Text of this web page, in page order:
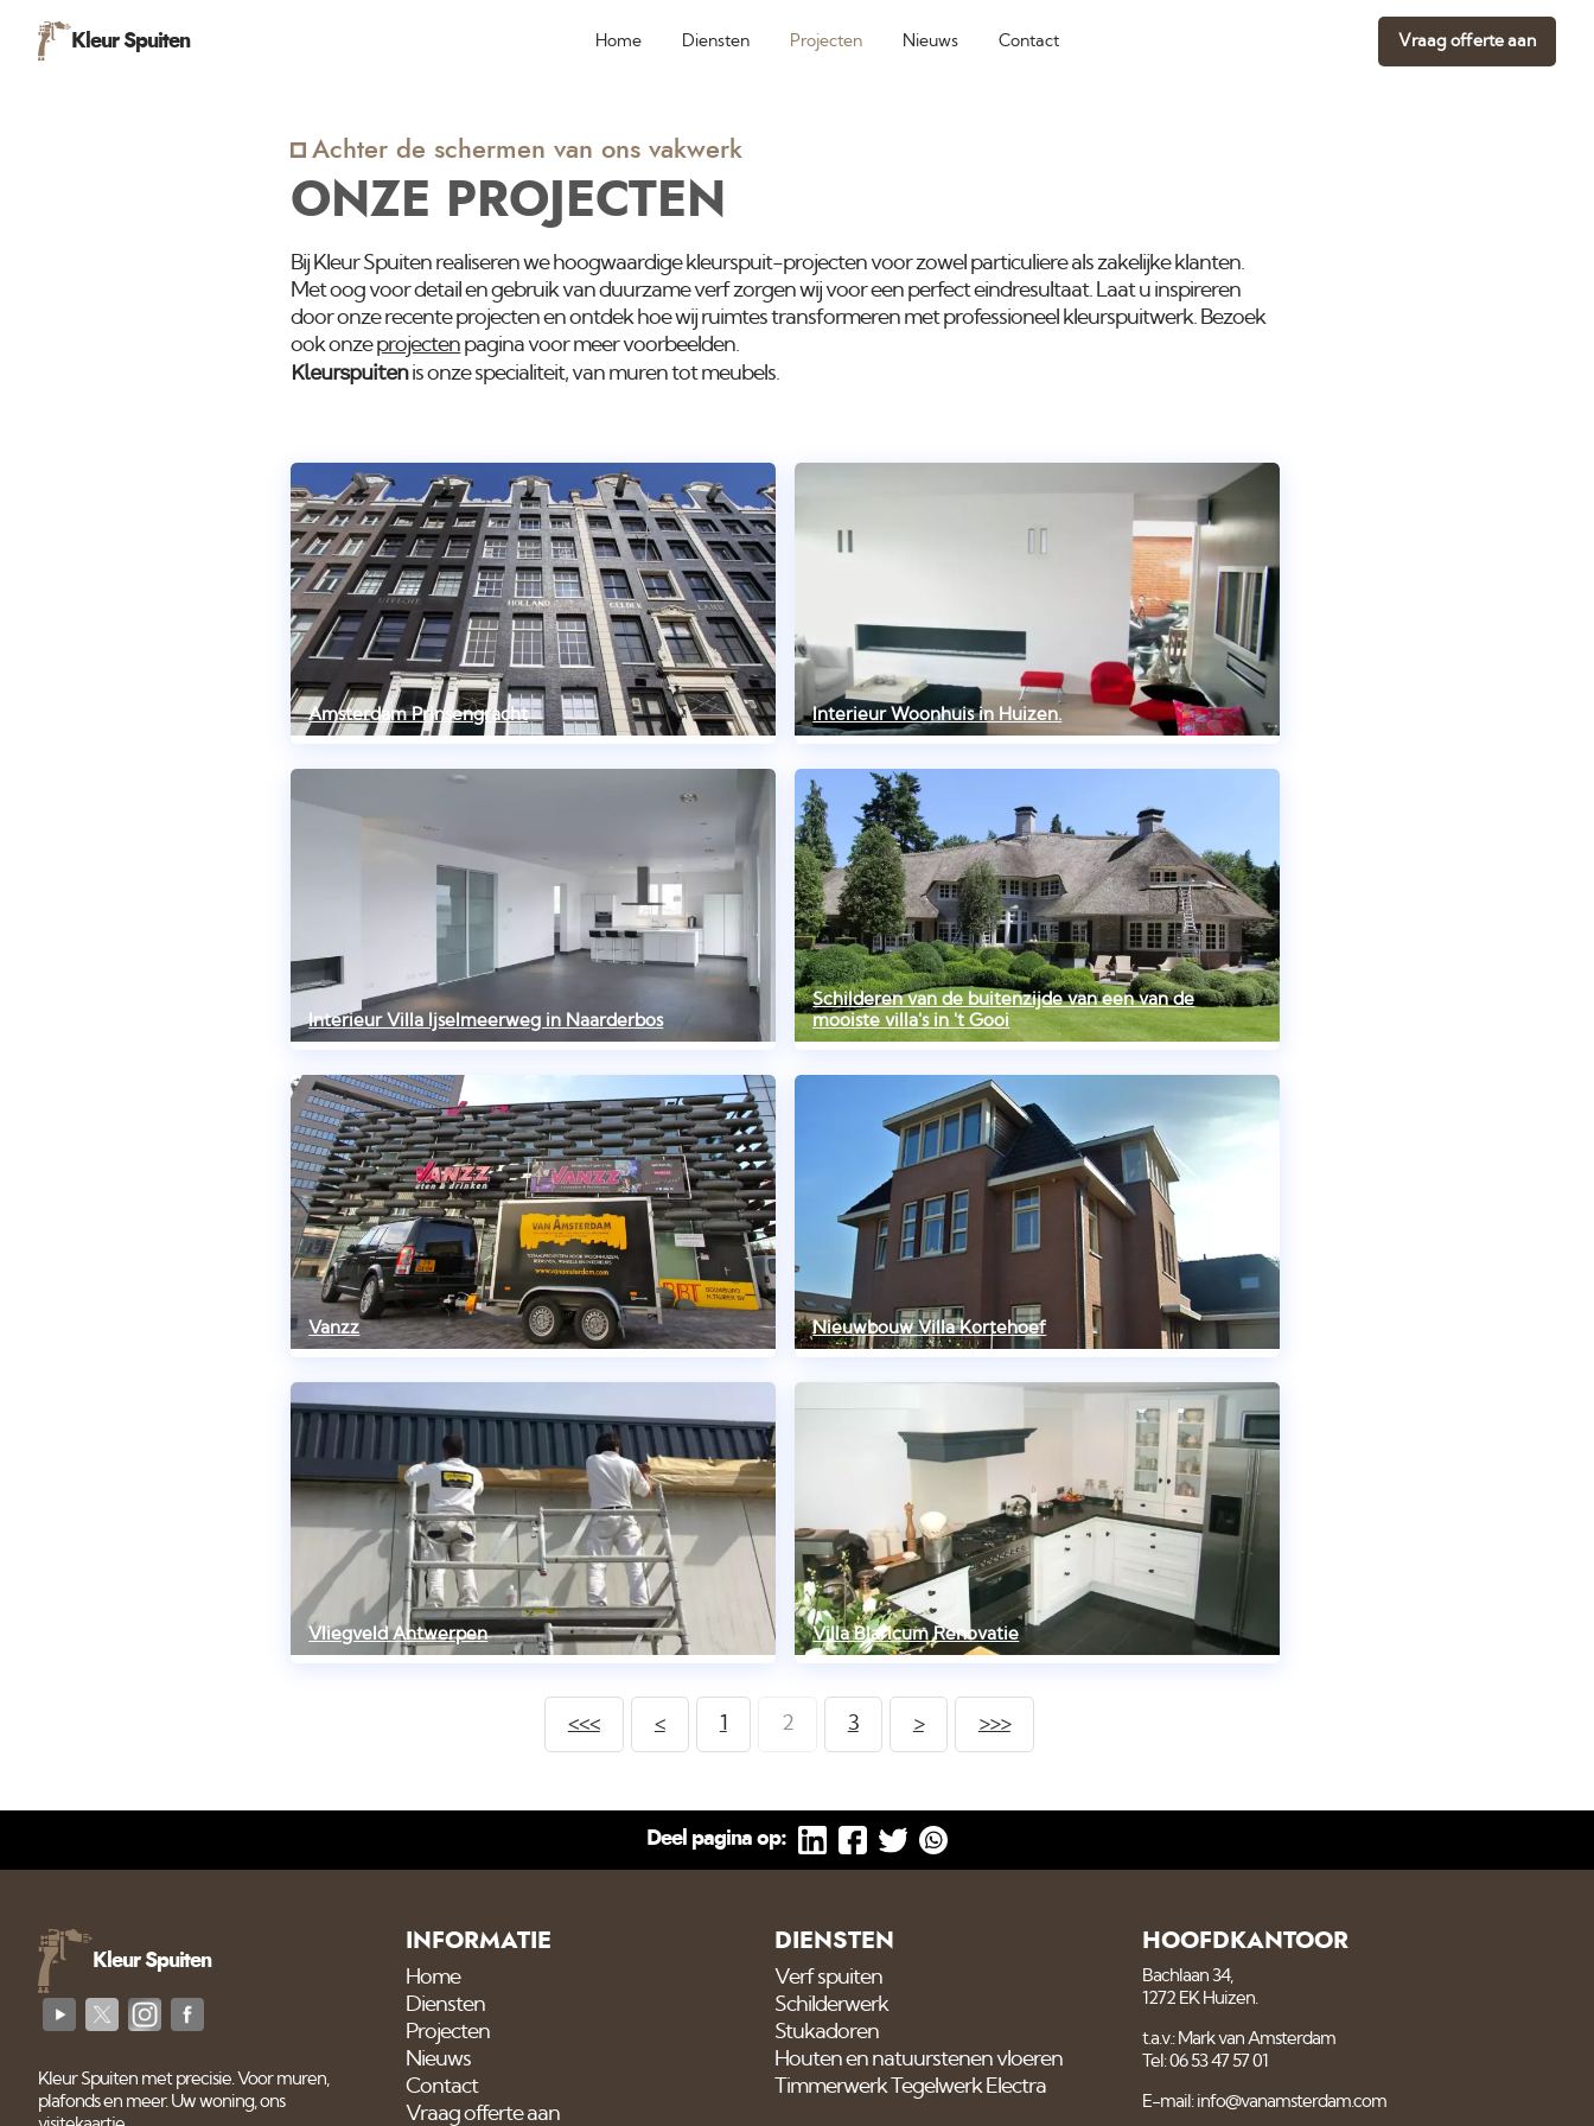
Kleur Spuiten Home Diensten Projecten Nieuws Contact Vraag offerte aan
Achter de schermen van ons vakwerk
ONZE PROJECTEN
Bij Kleur Spuiten realiseren we hoogwaardige kleurspuit-projecten voor zowel particuliere als zakelijke klanten.
Met oog voor detail en gebruik van duurzame verf zorgen wij voor een perfect eindresultaat. Laat u inspireren
door onze recente projecten en ontdek hoe wij ruimtes transformeren met professioneel kleurspuitwerk. Bezoek
ook onzeprojecten pagina voor meer voorbeelden.
Kleurspuitenis onze specialiteit, van muren tot meubels.
Amsterdam Prinsengracht Interieur Woonhuis in Huizen.
Interieur Villa Ijselmeerweg in Naarderbos
Schilderen van de buitenzijde van een van de
mooiste villa's in 't Gooi
Vanzz Nieuwbouw Villa Kortehoef
Vliegveld Antwerpen Villa Blaricum Renovatie
<<< < 1 2 3 > >>>
Deel pagina op:
Kleur Spuiten
Kleur Spuiten met precisie. Voor muren,
plafonds en meer. Uw woning, ons
INFORMATIE
Home
Diensten
Projecten
Nieuws
Contact
Vraag offerte aan
DIENSTEN
Verf spuiten
Schilderwerk
Stukadoren
Houten en natuurstenen vloeren
Timmerwerk Tegelwerk Electra
HOOFDKANTOOR
Bachlaan 34,
1272 EK Huizen.
t.a.v.: Mark van Amsterdam
Tel: 06 53 47 57 01
E-mail: info@vanamsterdam.com